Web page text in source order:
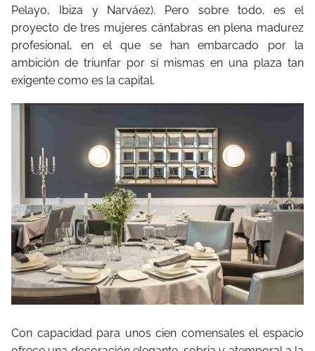
Pelayo, Ibiza y Narváez). Pero sobre todo, es el
proyecto de tres mujeres cántabras en plena madurez
profesional, en el que se han embarcado por la
ambición de triunfar por sí mismas en una plaza tan
exigente como es la capital.
Con capacidad para unos cien comensales el espacio